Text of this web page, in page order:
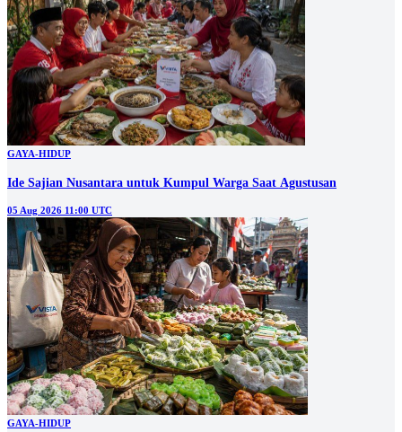
GAYA-HIDUP
Ide Sajian Nusantara untuk Kumpul Warga Saat Agustusan
05 Aug 2026 11:00 UTC
GAYA-HIDUP